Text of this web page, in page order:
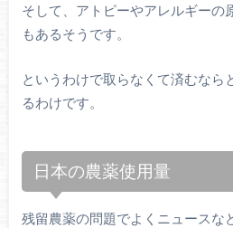
そして、アトピーやアレルギーの
もあるそうです。
というわけで取らなくて済むなら
るわけです。
日本の農薬使用量
残留農薬の問題でよくニュースな